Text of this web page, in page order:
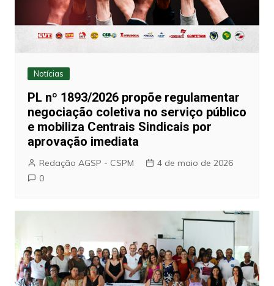
Notícias
PL nº 1893/2026 propõe regulamentar
negociação coletiva no serviço público
e mobiliza Centrais Sindicais por
aprovação imediata
Redação AGSP - CSPM
4 de maio de 2026
0